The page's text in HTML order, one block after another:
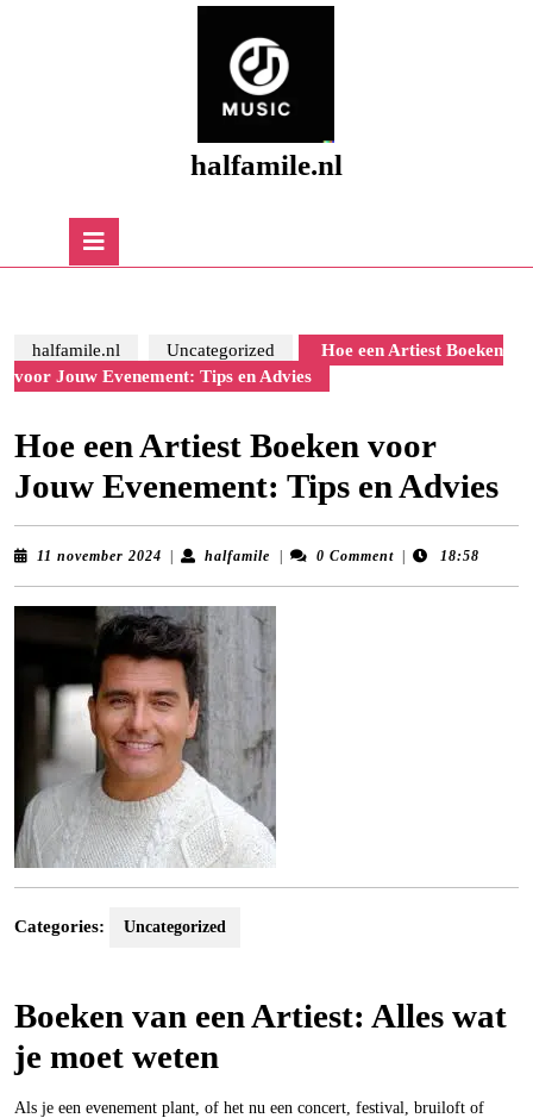
halfamile.nl
halfamile.nl Uncategorized
Hoe een Artiest Boeken
voor Jouw Evenement: Tips en Advies
Hoe een Artiest Boeken voor
Jouw Evenement: Tips en Advies
11 november 2024 11
halfamile halfamile0 Comment 18:58
Categories: Uncategorized
Boeken van een Artiest: Alles wat
je moet weten
Als je een evenement plant, of het nu een concert, festival, bruiloft of